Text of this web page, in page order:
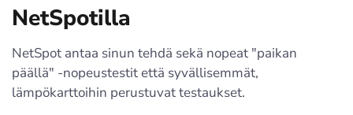
NetSpotilla
NetSpot antaa sinun tehdä sekä nopeat "paikan
päällä" -nopeustestit että syvällisemmät,
lämpökarttoihin perustuvat testaukset.